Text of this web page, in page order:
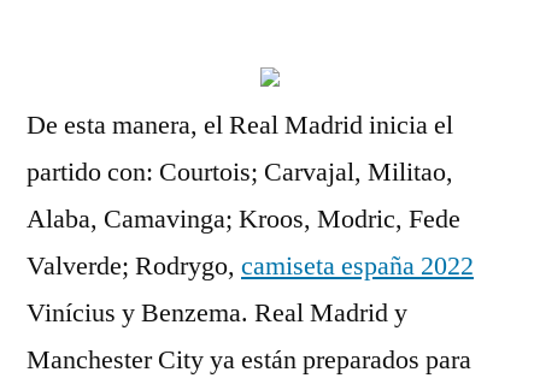
De esta manera, el Real Madrid inicia el
partido con: Courtois; Carvajal, Militao,
Alaba, Camavinga; Kroos, Modric, Fede
Valverde; Rodrygo, camiseta españa 2022
Vinícius y Benzema. Real Madrid y
Manchester City ya están preparados para